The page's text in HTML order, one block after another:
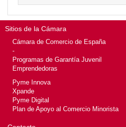
Sitios de la Cámara
Cámara de Comercio de España
-
Programas de Garantía Juvenil
Emprendedoras
Pyme Innova
Xpande
Pyme Digital
Plan de Apoyo al Comercio Minorista